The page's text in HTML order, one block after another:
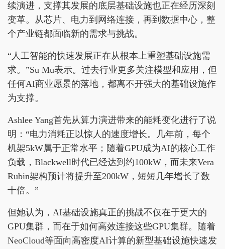
续演进，支撑其发展的底层基础设施也正在经历深刻
变革。从芯片、电力到网络连接，再到数据中心，整
个产业链都面临新的需求与挑战。
“人工智能的快速发展正在从根本上重塑基础设施需
求。”Su Mu表示。过去行业更多关注模型和应用，但
任何AI商业愿景的落地，都离不开强大的基础设施作
为支撑。
Ashlee Yang首先从算力演进带来的能耗变化进行了说
明：“电力消耗正以惊人的速度增长。几年前，每个
机架5kW属于正常水平；随着GPU成为AI的核心工作
负载，Blackwell时代已经达到约100kW，而未来Vera
Rubin架构预计将提升至200kW，短短几年增长了数
十倍。”
但她认为，AI基础设施真正的挑战不仅在于更大的
GPU集群，而在于如何高效连接这些GPU集群。随着
NeoCloud等面向高密度AI计算的新型基础设施快速发